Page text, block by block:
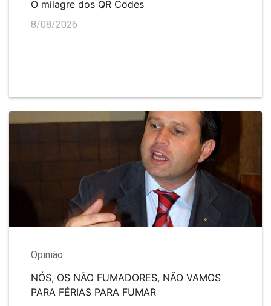
O milagre dos QR Codes
8/08/2026
Opinião
NÓS, OS NÃO FUMADORES, NÃO VAMOS
PARA FÉRIAS PARA FUMAR